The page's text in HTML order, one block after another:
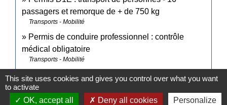
passagers et remorque de + de 750 kg
Transports - Mobilité
Permis de conduire professionnel : contrôle
médical obligatoire
Transports - Mobilité
Pour en savoir plus
This site uses cookies and gives you control over what you want
to activate
OK, accept all
Deny all cookies Personalize